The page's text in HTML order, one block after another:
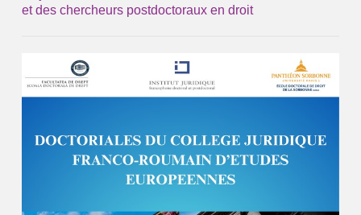
et des chercheurs postdoctoraux en droit